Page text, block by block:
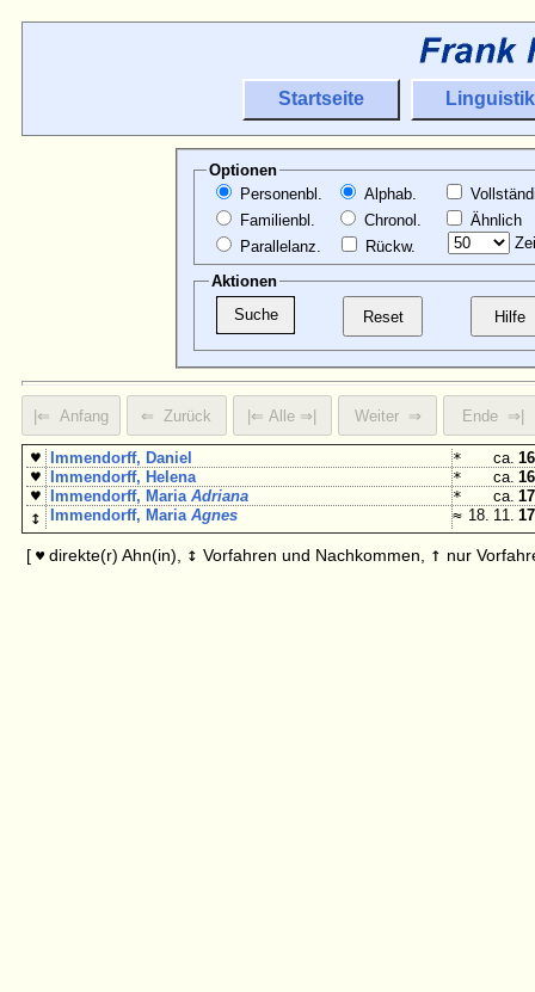
Startseite Linguistik
Optionen
Personenbl.
Familienbl.
Parallelanz.
Alphab.
Chronol.
Rückw.
Ähnlich
Aktionen
♥ Immendorff, Daniel * ca.
♥
Immendorff, Helena * ca.
♥
Immendorff, MariaAdriana * ca.
↕ Immendorff, MariaAgnes ≈ 18. 11.
[ ♥ direkte(r) Ahn(in), ↕ Vorfahren und Nachkommen, ↑ nur